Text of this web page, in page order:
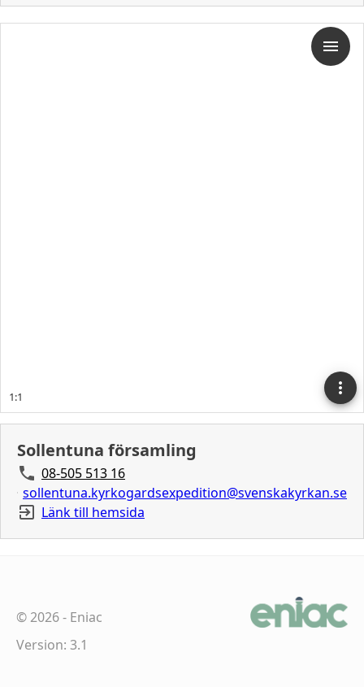
Sollentuna församling
08-505 513 16
sollentuna.kyrkogardsexpedition@svenskakyrkan.se
Länk till hemsida
©2026- Eniac
Version: 3.1